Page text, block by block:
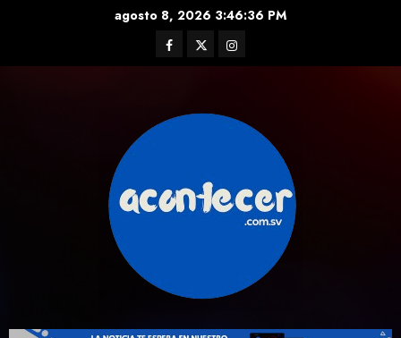
agosto 8, 2026 3:46:38 PM
Facebook
TwitterInstagram